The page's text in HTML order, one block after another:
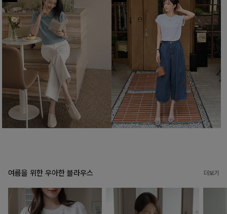
여름을 위한 우아한 블라우스 더보기